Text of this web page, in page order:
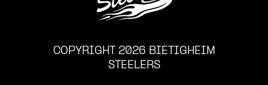
COPYRIGHT 2026 BIETIGHEIM
STEELERS